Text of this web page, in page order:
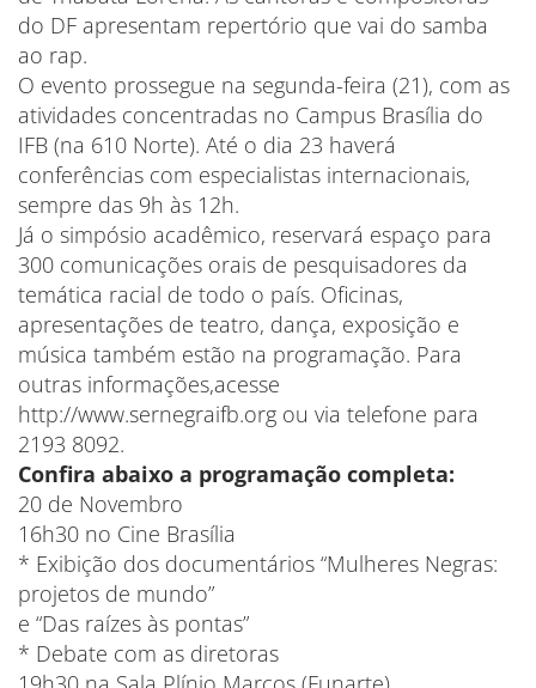
do DF apresentam repertório que vai do samba
ao rap.
O evento prossegue na segunda-feira (21), com as
atividades concentradas no Campus Brasília do
IFB (na 610 Norte). Até o dia 23 haverá
conferências com especialistas internacionais,
sempre das 9h às 12h.
Já o simpósio acadêmico, reservará espaço para
300 comunicações orais de pesquisadores da
temática racial de todo o país. Oficinas,
apresentações de teatro, dança, exposição e
música também estão na programação. Para
outras informações,acesse
http://www.sernegraifb.org ou via telefone para
2193 8092.
Confira abaixo a programação completa:
20 de Novembro
16h30 no Cine Brasília
* Exibição dos documentários “Mulheres Negras:
projetos de mundo”
e “Das raízes às pontas”
* Debate com as diretoras